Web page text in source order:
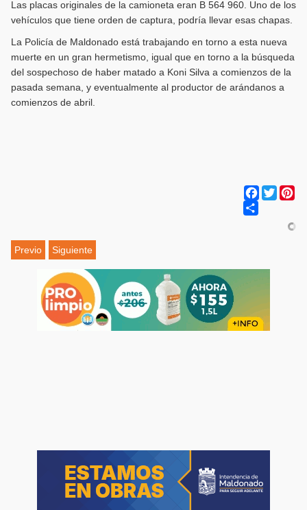
Las placas originales de la camioneta eran B 564 960. Uno de los
vehículos que tiene orden de captura, podría llevar esas chapas.
La Policía de Maldonado está trabajando en torno a esta nueva
muerte en un gran hermetismo, igual que en torno a la búsqueda
del sospechoso de haber matado a Koni Silva a comienzos de la
pasada semana, y eventualmente al productor de arándanos a
comienzos de abril.
Facebook
Twitter
Previo Siguiente